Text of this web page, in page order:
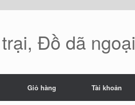
Đồ dã ngoại
Giỏ hàng Tài khoản